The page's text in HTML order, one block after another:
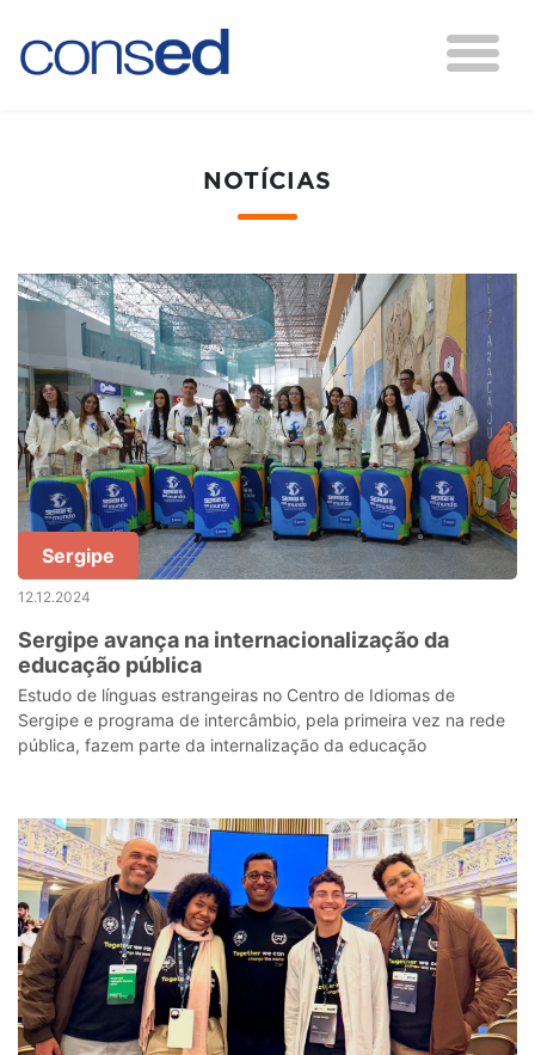
NOTÍCIAS
Sergipe
12.12.2024
Sergipe avança na internacionalização da
educação pública
​​​​​​​Estudo de línguas estrangeiras no Centro de Idiomas de
Sergipe e programa de intercâmbio, pela primeira vez na rede
pública, fazem parte da internalização da educação